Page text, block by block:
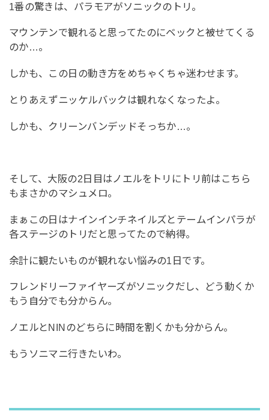
1番の驚きは、パラモアがソニックのトリ。
マウンテンで観れると思ってたのにベックと被せてくる
のか…。
しかも、この日の動き方をめちゃくちゃ迷わせます。
とりあえずニッケルバックは観れなくなったよ。
しかも、クリーンバンデッドそっちか…。
そして、大阪の2日目はノエルをトリにトリ前はこちら
もまさかのマシュメロ。
まぁこの日はナインインチネイルズとテームインパラが
各ステージのトリだと思ってたので納得。
余計に観たいものが観れない悩みの1日です。
フレンドリーファイヤーズがソニックだし、どう動くか
もう自分でも分からん。
ノエルとNINのどちらに時間を割くかも分からん。
もうソニマニ行きたいわ。